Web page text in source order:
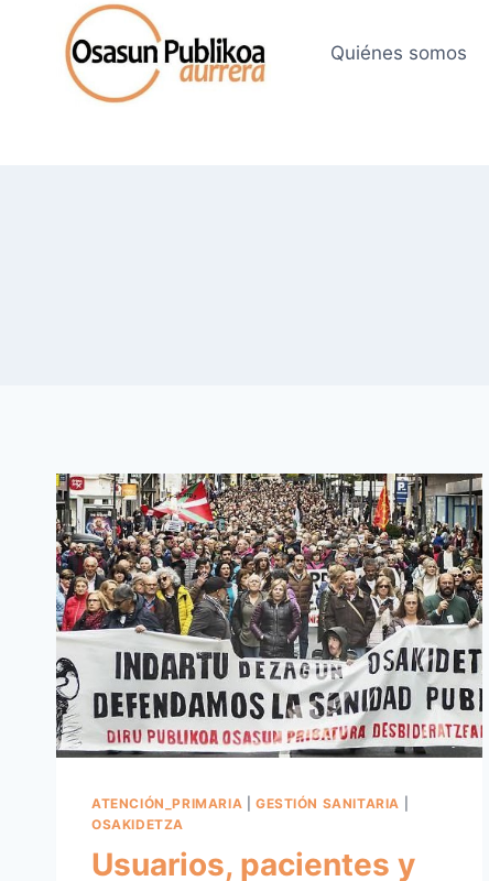
contenido
Quiénes somos
ATENCIÓN_PRIMARIA GESTIÓN SANITARIA
OSAKIDETZA
Usuarios, pacientes y